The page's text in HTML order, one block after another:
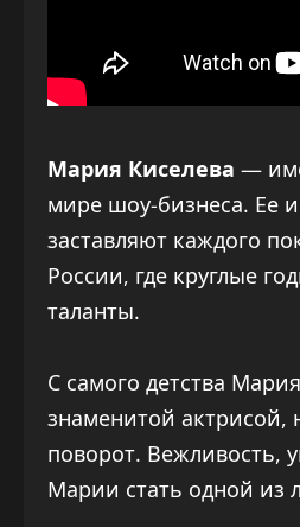
Мария Киселева —
мире шоу-бизнеса. Ее
заставляют каждого
России, где круглые
таланты.
С самого детства
знаменитой
поворот. Вежливость,
Марии стать одной из